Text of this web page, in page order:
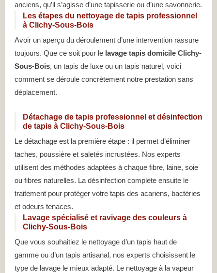
anciens, qu’il s’agisse d’une tapisserie ou d’une savonnerie.
Les étapes du nettoyage de tapis professionnel
à Clichy-Sous-Bois
Avoir un aperçu du déroulement d’une intervention rassure
toujours. Que ce soit pour le lavage tapis domicile Clichy-
Sous-Bois, un tapis de luxe ou un tapis naturel, voici
comment se déroule concrètement notre prestation sans
déplacement.
Détachage de tapis professionnel et désinfection
de tapis à Clichy-Sous-Bois
Le détachage est la première étape : il permet d’éliminer
taches, poussière et saletés incrustées. Nos experts
utilisent des méthodes adaptées à chaque fibre, laine, soie
ou fibres naturelles. La désinfection complète ensuite le
traitement pour protéger votre tapis des acariens, bactéries
et odeurs tenaces.
Lavage spécialisé et ravivage des couleurs à
Clichy-Sous-Bois
Que vous souhaitiez le nettoyage d’un tapis haut de
gamme ou d’un tapis artisanal, nos experts choisissent le
type de lavage le mieux adapté. Le nettoyage à la vapeur